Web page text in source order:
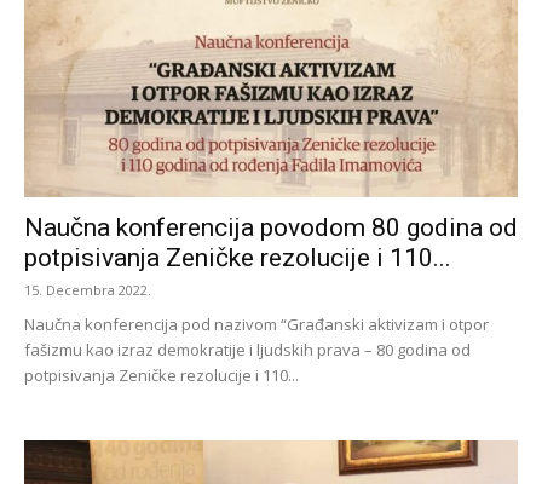
Naučna konferencija povodom 80 godina od
potpisivanja Zeničke rezolucije i 110...
15. Decembra 2022.
Naučna konferencija pod nazivom “Građanski aktivizam i otpor
fašizmu kao izraz demokratije i ljudskih prava – 80 godina od
potpisivanja Zeničke rezolucije i 110...